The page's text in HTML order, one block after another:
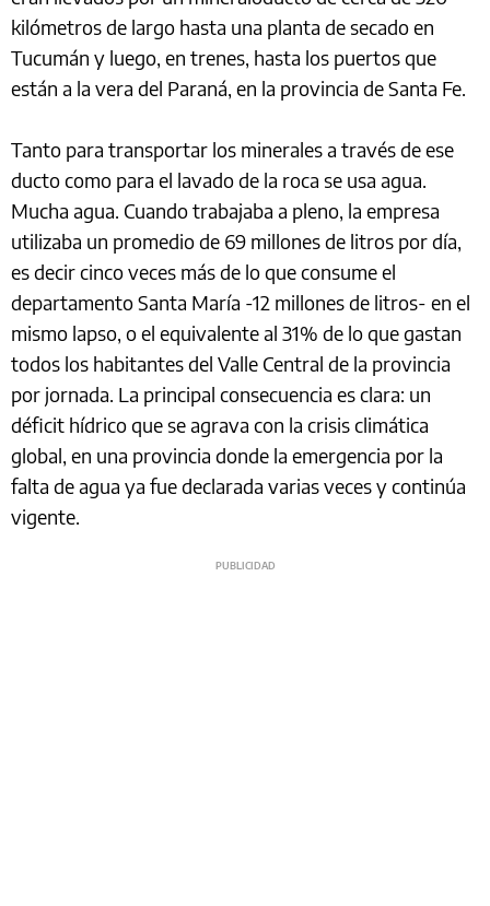
kilómetros de largo hasta una planta de secado en
Tucumán y luego, en trenes, hasta los puertos que
están a la vera del Paraná, en la provincia de Santa Fe.
Tanto para transportar los minerales a través de ese
ducto como para el lavado de la roca se usa agua.
Mucha agua. Cuando trabajaba a pleno, la empresa
utilizaba un promedio de 69 millones de litros por día,
es decir cinco veces más de lo que consume el
departamento Santa María -12 millones de litros- en el
mismo lapso, o el equivalente al 31% de lo que gastan
todos los habitantes del Valle Central de la provincia
por jornada. La principal consecuencia es clara: un
déficit hídrico que se agrava con la crisis climática
global, en una provincia donde la emergencia por la
falta de agua ya fue declarada varias veces y continúa
vigente.